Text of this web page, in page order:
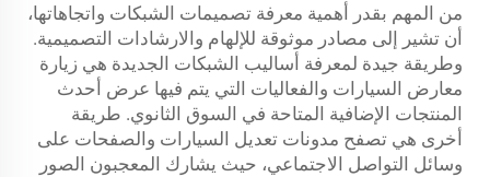
من المهم بقدر أهمية معرفة تصميمات الشبكات واتجاهاتها،
أن تشير إلى مصادر موثوقة للإلهام والارشادات التصميمية.
وطريقة جيدة لمعرفة أساليب الشبكات الجديدة هي زيارة
معارض السيارات والفعاليات التي يتم فيها عرض أحدث
المنتجات الإضافية المتاحة في السوق الثانوي. طريقة
أخرى هي تصفح مدونات تعديل السيارات والصفحات على
وسائل التواصل الاجتماعي، حيث يشارك المعجبون الصور